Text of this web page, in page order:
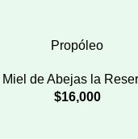
Propóleo
Miel de Abejas la
$16,000